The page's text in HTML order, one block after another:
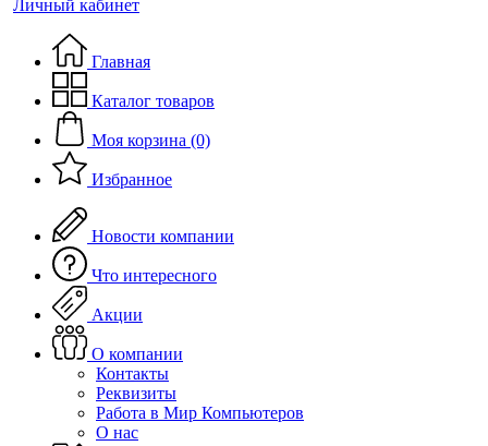
Личный кабинет
Главная
Каталог товаров
Моя корзина (0)
Избранное
Новости компании
Что интересного
Акции
О компании
Контакты
Реквизиты
Работа в Мир Компьютеров
О нас